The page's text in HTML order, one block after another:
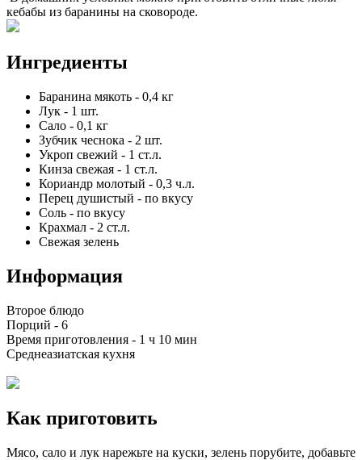
кебабы из баранины на сковороде.
Ингредиенты
Баранина мякоть - 0,4 кг
Лук - 1 шт.
Сало - 0,1 кг
Зубчик чеснока - 2 шт.
Укроп свежий - 1 ст.л.
Кинза свежая - 1 ст.л.
Кориандр молотый - 0,3 ч.л.
Перец душистый - по вкусу
Соль - по вкусу
Крахмал - 2 ст.л.
Свежая зелень
Информация
Второе блюдо
Порций - 6
Время приготовления - 1 ч 10 мин
Среднеазиатская кухня
Как приготовить
Мясо, сало и лук нарежьте на куски, зелень порубите, добавьте